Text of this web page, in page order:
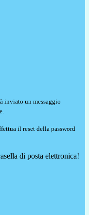
inviato un messaggio
il reset della password
di posta elettronica!